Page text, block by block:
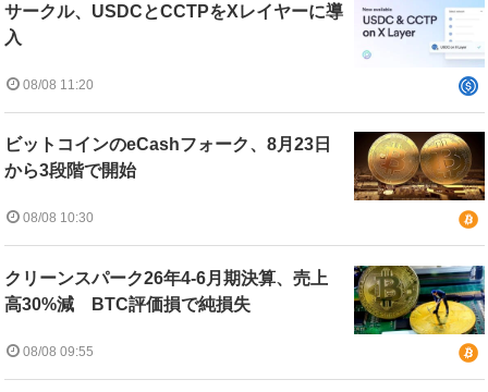
サークル、USDCとCCTPをXレイヤーに導
入
08/08 11:20
ビットコインのeCashフォーク、8月23日
から3段階で開始
08/08 10:30
クリーンスパーク26年4-6月期決算、売上
高30%減 BTC評価損で純損失
08/08 09:55